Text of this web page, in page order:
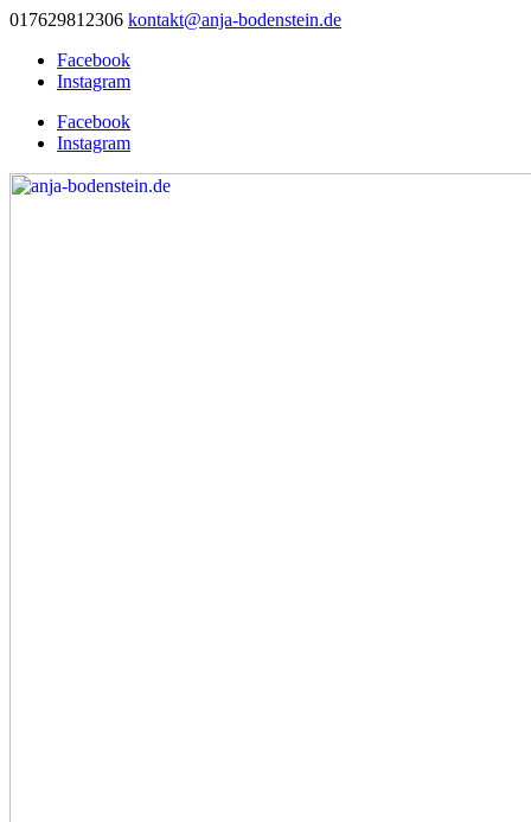
017629812306 kontakt@anja-bodenstein.de
Facebook
Instagram
Facebook
Instagram